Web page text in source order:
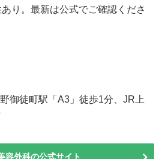
り。最新は公式でご確認くださ
御徒町駅「A3」徒歩1分、JR上
容外科の公式サイト